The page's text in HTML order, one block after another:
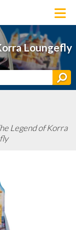
Loungefly
Legend of Korra